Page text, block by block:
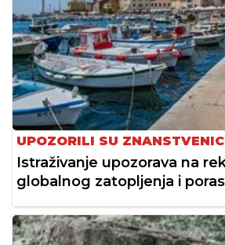
UPOZORILI SU
Istraživanje upozorava na
globalnog zatopljenja i